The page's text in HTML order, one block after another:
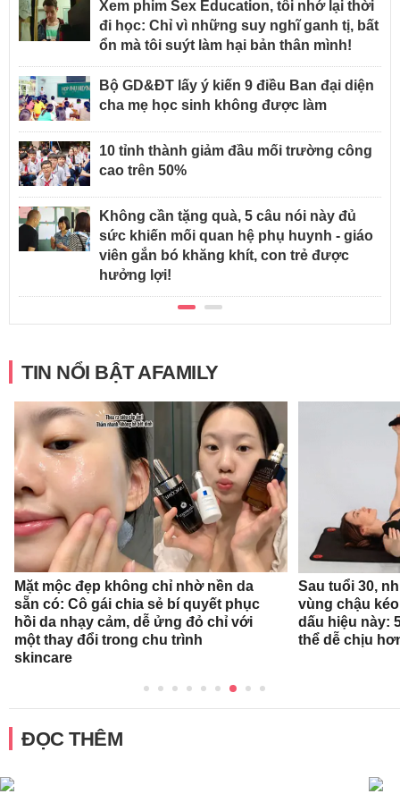
Xem phim Sex Education, tôi nhớ lại thời
đi học: Chỉ vì những suy nghĩ ganh tị, bất
ổn mà tôi suýt làm hại bản thân mình!
Bộ GD&ĐT lấy ý kiến 9 điều Ban đại diện
cha mẹ học sinh không được làm
10 tỉnh thành giảm đầu mối trường công
cao trên 50%
Không cần tặng quà, 5 câu nói này đủ
sức khiến mối quan hệ phụ huynh - giáo
viên gắn bó khăng khít, con trẻ được
hưởng lợi!
TIN NỔI BẬT AFAMILY
Mặt mộc đẹp không chỉ nhờ nền da
sẵn có: Cô gái chia sẻ bí quyết phục
hồi da nhạy cảm, dễ ửng đỏ chỉ với
một thay đổi trong chu trình
skincare
Sau tuổi 30,
vùng chậu
dấu hiệu này:
thể dễ chịu
ĐỌC THÊM